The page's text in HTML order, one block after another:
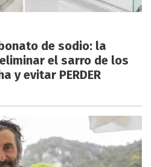
de sodio: la
eliminar el sarro de los
y evitar PERDER